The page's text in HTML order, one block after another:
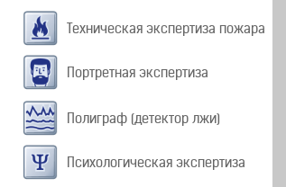
Техническая экспертиза пожара
Портретная экспертиза
Полиграф (детектор лжи)
Психологическая экспертиза